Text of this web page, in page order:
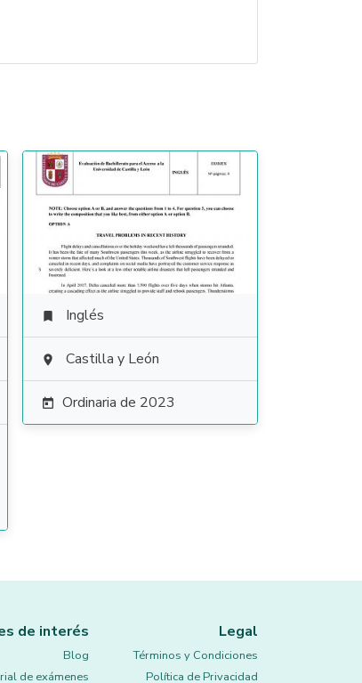
 Inglés
 Castilla y León
 Ordinaria de 2023
de interés
Blog
de exámenes
Legal
Términos y Condiciones
Política de Privacidad